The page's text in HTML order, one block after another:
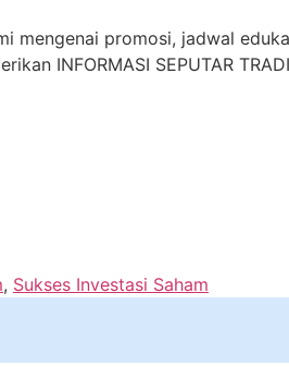
mengenai promosi, jadwal
INFORMASI SEPUTAR
, Sukses Investasi Saham